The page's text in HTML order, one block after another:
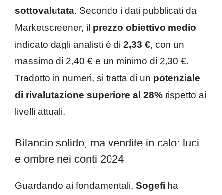
sottovalutata. Secondo i dati pubblicati da
Marketscreener, il prezzo obiettivo medio
indicato dagli analisti è di 2,33 €, con un
massimo di 2,40 € e un minimo di 2,30 €.
Tradotto in numeri, si tratta di un potenziale
di rivalutazione superiore al 28% rispetto ai
livelli attuali.
Bilancio solido, ma vendite in calo: luci
e ombre nei conti 2024
Guardando ai fondamentali, Sogefi ha